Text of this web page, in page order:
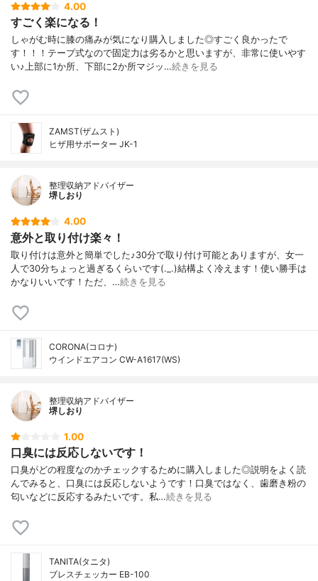
4.00
すごく楽になる！
しゃがむ時に膝の痛みが気になり購入しました◎すごく良かったで
す！！！テープ式なので固定力は劣るかと思いますが、非常に使いやす
い♪上部に1か所、下部に2か所マジッ…続きを見る
ZAMST(ザムスト)
ヒザ用サポーター JK-1
整理収納アドバイザー
堺しおり
4.00
意外と取り付け楽々！
取り付けは意外と簡単でした♪30分で取り付け可能とありますが、女一
人で30分ちょっと過ぎるくらいです(._.)結構よく冷えます！使い勝手は
かなりいいです！ただ、…続きを見る
CORONA(コロナ)
ウインドエアコン CW-A1617(WS)
整理収納アドバイザー
堺しおり
1.00
口臭には反応しないです！
口臭がどの程度なのかチェックするために購入しました◎説明をよく読
んでみると、口臭には反応しないようです！口臭ではなく、歯磨き粉の
匂いなどに反応するみたいです。私…続きを見る
TANITA(タニタ)
ブレスチェッカー EB-100